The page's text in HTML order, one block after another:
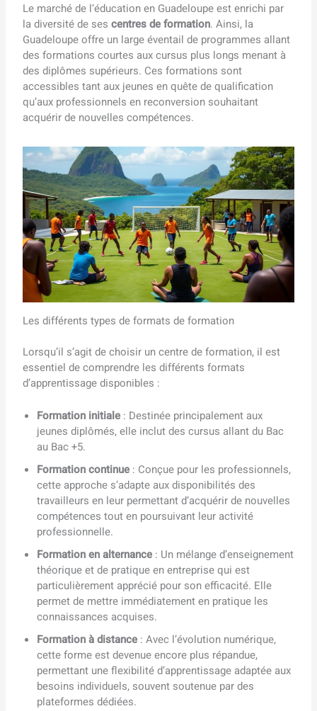
Le marché de l’éducation en Guadeloupe est enrichi par
la diversité de sescentres de formation. Ainsi, la
Guadeloupe offre un large éventail de programmes allant
des formations courtes aux cursus plus longs menant à
des diplômes supérieurs. Ces formations sont
accessibles tant aux jeunes en quête de qualification
qu’aux professionnels en reconversion souhaitant
acquérir de nouvelles compétences.
Les différents types de formats de formation
Lorsqu’il s’agit de choisir un centre de formation, il est
essentiel de comprendre les différents formats
d’apprentissage disponibles :
Formation initiale : Destinée principalement aux
jeunes diplômés, elle inclut des cursus allant du Bac
au Bac +5.
Formation continue : Conçue pour les professionnels,
cette approche s’adapte aux disponibilités des
travailleurs en leur permettant d’acquérir de nouvelles
compétences tout en poursuivant leur activité
professionnelle.
Formation en alternance : Un mélange d’enseignement
théorique et de pratique en entreprise qui est
particulièrement apprécié pour son efficacité. Elle
permet de mettre immédiatement en pratique les
connaissances acquises.
Formation à distance : Avec l’évolution numérique,
cette forme est devenue encore plus répandue,
permettant une flexibilité d’apprentissage adaptée aux
besoins individuels, souvent soutenue par des
plateformes dédiées.